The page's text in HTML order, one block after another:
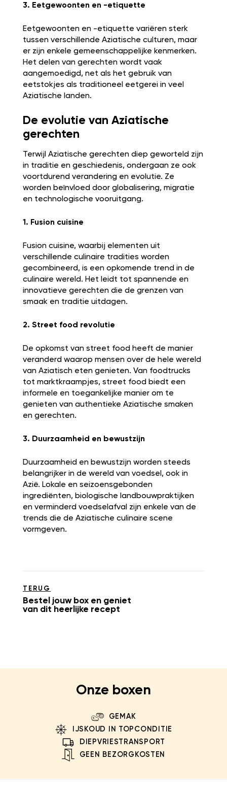
3. Eetgewoonten en -etiquette
Eetgewoonten en -etiquette variëren sterk
tussen verschillende Aziatische culturen, maar
er zijn enkele gemeenschappelijke kenmerken.
Het delen van gerechten wordt vaak
aangemoedigd, net als het gebruik van
eetstokjes als traditioneel eetgerei in veel
Aziatische landen.
De evolutie van Aziatische
gerechten
Terwijl Aziatische gerechten diep geworteld zijn
in traditie en geschiedenis, ondergaan ze ook
voortdurend verandering en evolutie. Ze
worden beïnvloed door globalisering, migratie
en technologische vooruitgang.
1. Fusion cuisine
Fusion cuisine, waarbij elementen uit
verschillende culinaire tradities worden
gecombineerd, is een opkomende trend in de
culinaire wereld. Het leidt tot spannende en
innovatieve gerechten die de grenzen van
smaak en traditie uitdagen.
2. Street food revolutie
De opkomst van street food heeft de manier
veranderd waarop mensen over de hele wereld
van Aziatisch eten genieten. Van foodtrucks
tot marktkraampjes, street food biedt een
informele en toegankelijke manier om te
genieten van authentieke Aziatische smaken
en gerechten.
3. Duurzaamheid en bewustzijn
Duurzaamheid en bewustzijn worden steeds
belangrijker in de wereld van voedsel, ook in
Azië. Lokale en seizoensgebonden
ingrediënten, biologische landbouwpraktijken
en verminderd voedselafval zijn enkele van de
trends die de Aziatische culinaire scene
vormgeven.
TERUG
Bestel jouw box en geniet
van dit heerlijke recept
Onze boxen
GEMAK
IJSKOUD IN TOPCONDITIE
DIEPVRIESTRANSPORT
GEEN BEZORGKOSTEN